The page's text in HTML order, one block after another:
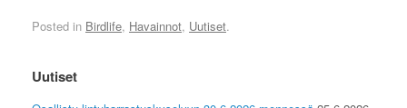
Posted in Birdlife, Havainnot, Uutiset.
Uutiset